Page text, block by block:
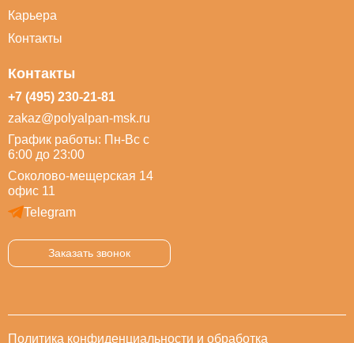
Карьера
Контакты
Контакты
+7 (495) 230-21-81
zakaz@polyalpan-msk.ru
График работы: Пн-Вс с
6:00 до 23:00
Соколово-мещерская 14
офис 11
Telegram
Заказать звонок
Политика конфиденциальности и обработка